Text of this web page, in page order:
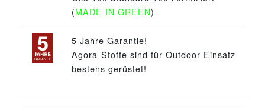
(MADE IN GREEN)
5 Jahre Garantie!
Agora-Stoffe sind für Outdoor-Einsatz
bestens gerüstet!